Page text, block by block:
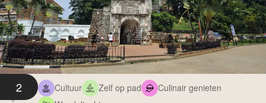
2 Cultuur Zelf op pad
Culinair genieten